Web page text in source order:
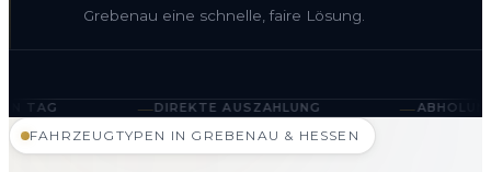
Grebenau eine schnelle, faire Lösung.
—DIREKTE AUSZAHLUNG —ABHOLUNG IN GREBENAU
FAHRZEUGTYPEN IN GREBENAU & HESSEN